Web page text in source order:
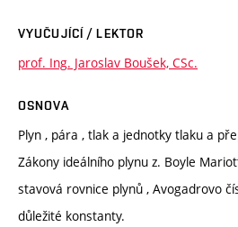
VYUČUJÍCÍ / LEKTOR
prof. Ing. Jaroslav Boušek, CSc.
OSNOVA
Plyn , pára , tlak a jednotky tlaku a
Zákony ideálního plynu z. Boyle
stavová rovnice plynů , Avogadrovo
důležité konstanty.